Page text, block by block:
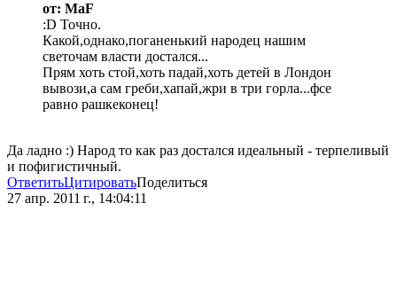
от: MaF
:D Точно.
Какой,однако,поганенький народец нашим
светочам власти достался...
Прям хоть стой,хоть падай,хоть детей в Лондон
вывози,а сам греби,хапай,жри в три горла...фсе
равно рашкеконец!
Да ладно :) Народ то как раз достался идеальный - терпеливый
и пофигистичный.
ОтветитьЦитироватьПоделиться
27 апр. 2011 г., 14:04:11